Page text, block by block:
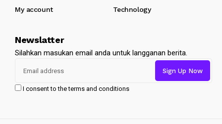
My account
Technology
Newslatter
Silahkan masukan email anda untuk langganan berita.
I consent to the terms and conditions